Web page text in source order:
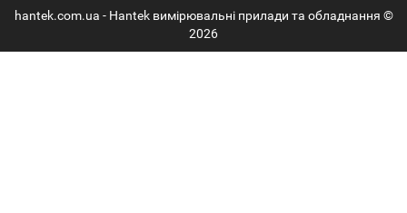
hantek.com.ua - Hantek вимірювальні прилади та обладнання ©
2026